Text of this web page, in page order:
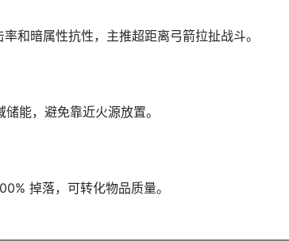
和暗属性抗性，主推超距离弓箭拉扯战斗。
能，避免靠近火源放置。
掉落，可转化物品质量。